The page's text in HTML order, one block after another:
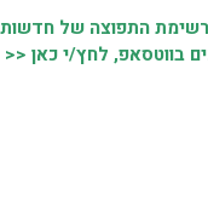
התפוצה של חדשות
בווטסאפ, לחץ/י כאן <<